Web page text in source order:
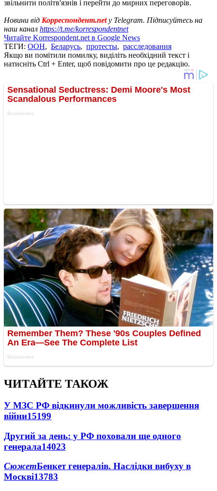
звільнити політв'язнів і перейти до мирних переговорів.
Новини від Корреспондент.netу Telegram. Підписуйтесь на
наш канал https://t.me/korrespondentnet
Читайте Korrespondent.net в Google News
ТЕГИ: ООН, Беларусь, протесты, расследования
Якщо ви помітили помилку, виділіть необхідний текст і
натисніть Ctrl + Enter, щоб повідомити про це редакцію.
ЧИТАЙТЕ ТАКОЖ
У МЗС РФ відкинули можливість завершення
війни15199
Другий за день: у РФ поховали ще одного
генерала14023
СюжетБенкет генералів. Наслідки вибуху в
Москві13783